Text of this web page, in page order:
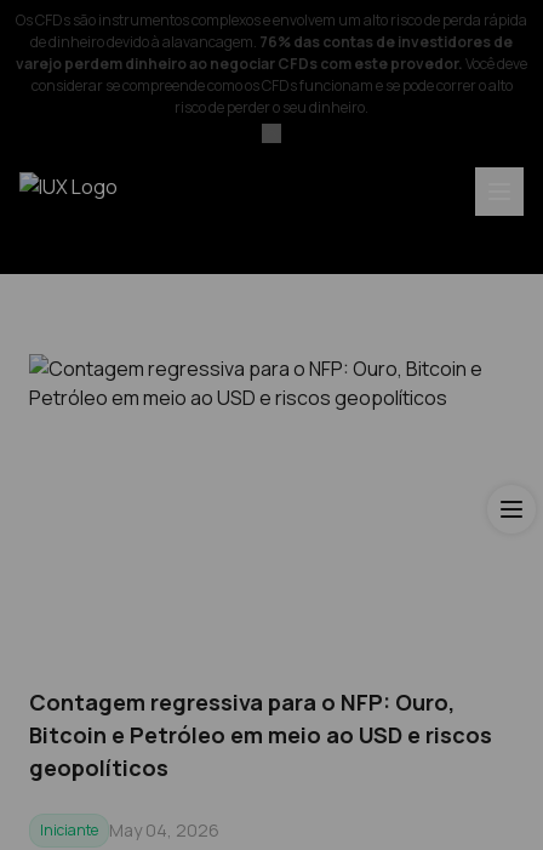
Os CFDs são instrumentos complexos e envolvem um alto risco de perda rápida
de dinheiro devido à alavancagem. 76% das contas de investidores de
varejo perdem dinheiro ao negociar CFDs com este provedor.Você deve
considerar se compreende como os CFDs funcionam e se pode correr o alto
risco de perder o seu dinheiro.
Contagem regressiva para o NFP: Ouro,
Bitcoin e Petróleo em meio ao USD e riscos
geopolíticos
Iniciante May 04, 2026